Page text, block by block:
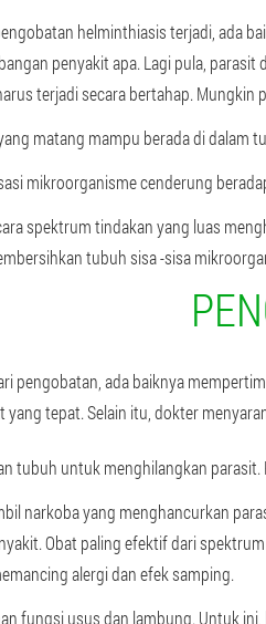
helminthiasis terjadi, ada
penyakit apa. Lagi pula,
terjadi secara bertahap. Mungkin
matang mampu berada di dalam
mikroorganisme cenderung
spektrum tindakan yang luas
tubuh sisa -sisa
pengobatan, ada baiknya
yang tepat. Selain itu, dokter
tubuh untuk menghilangkan
narkoba yang menghancurkan
Obat paling efektif dari
alergi dan efek samping.
fungsi usus dan lambung. Untuk